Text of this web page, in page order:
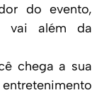
do evento,
vai além da
chega a sua